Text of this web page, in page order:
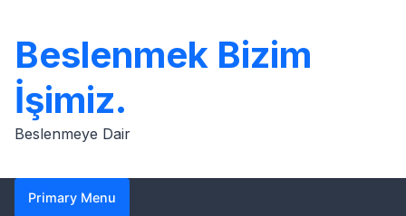
content
Beslenmek Bizim
İşimiz.
Beslenmeye Dair
Primary Menu